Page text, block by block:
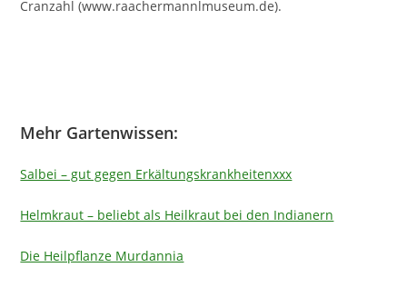
Cranzahl (www.raachermannlmuseum.de).
Mehr Gartenwissen:
Salbei – gut gegen Erkältungskrankheitenxxx
Helmkraut – beliebt als Heilkraut bei den Indianern
Die Heilpflanze Murdannia